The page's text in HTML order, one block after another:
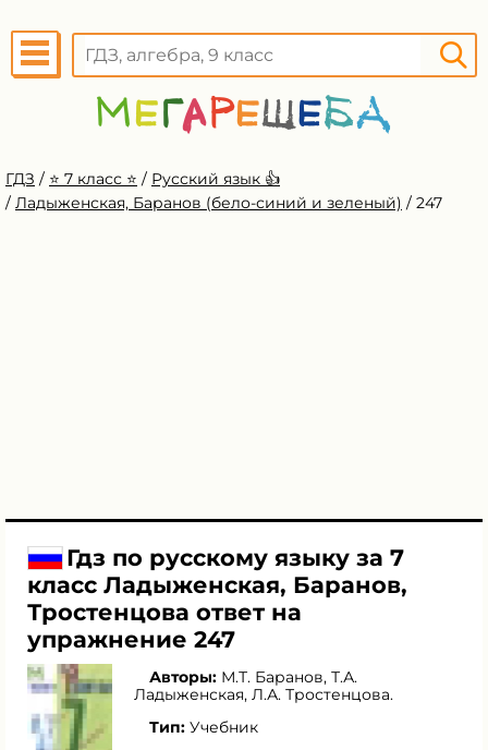
ГДЗ / ⭐️ 7 класс ⭐️ / Русский язык 👍
/ Ладыженская, Баранов (бело-синий и зеленый) / 247
Гдз по русскому языку за 7
класс Ладыженская, Баранов,
Тростенцова ответ на
упражнение 247
Авторы: М.Т. Баранов, Т.А.
Ладыженская, Л.А. Тростенцова.
Тип: Учебник